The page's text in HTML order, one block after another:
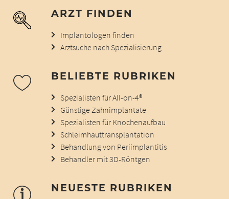
ARZT FINDEN
Implantologen finden
Arztsuche nach Spezialisierung
BELIEBTE RUBRIKEN
Spezialisten für All-on-4®
Günstige Zahnimplantate
Spezialisten für Knochenaufbau
Schleimhauttransplantation
Behandlung von Periimplantitis
Behandler mit 3D-Röntgen
NEUESTE RUBRIKEN